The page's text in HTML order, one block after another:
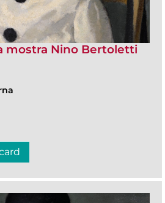
mostra Nino Bertoletti